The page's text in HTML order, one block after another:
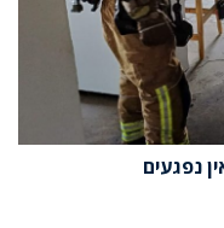
נפגעים